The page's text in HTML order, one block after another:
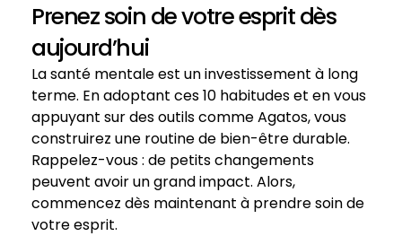
Prenez soin de votre esprit dès
aujourd’hui
La santé mentale est un investissement à long
terme. En adoptant ces 10 habitudes et en vous
appuyant sur des outils comme Agatos, vous
construirez une routine de bien-être durable.
Rappelez-vous : de petits changements
peuvent avoir un grand impact. Alors,
commencez dès maintenant à prendre soin de
votre esprit.